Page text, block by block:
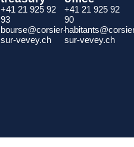
+41 21 925 92
93
bourse@corsier-
sur-vevey.ch
+41 21 925 92
90
sur-vevey.ch